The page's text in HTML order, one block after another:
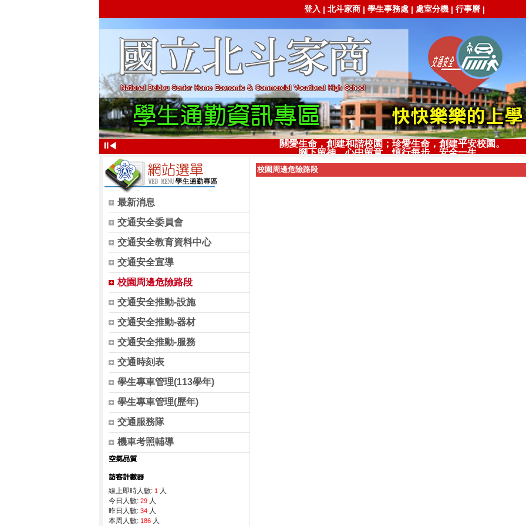
登入 | 北斗家商 | 學生事務處 | 處室分機 | 行事曆 |
⏸◀
關愛生命，創建和諧校園；珍愛生命，創建平安校園。
腳下留神，心中留意，慎行每步，安全一生。
最新消息
交通安全委員會
交通安全教育資料中心
交通安全宣導
校園周邊危險路段
交通安全推動-設施
交通安全推動-器材
交通安全推動-服務
交通時刻表
學生專車管理(113學年)
學生專車管理(歷年)
交通服務隊
機車考照輔導
線上即時人數: 1人
今日人數: 29人
昨日人數: 34人
本周人數: 186人
校園周邊危險路段